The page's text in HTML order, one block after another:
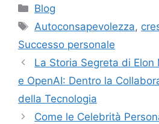
Categories
Blog
Tags
Autoconsapevolezza,
Successo personale
La Storia Segreta di Elon
e OpenAI: Dentro la
della Tecnologia
Come le Celebrità